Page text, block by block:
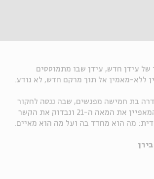
של עידן חדש, עידן שבו מתמוססים
ללא-מאמין אל תוך מרקם חדש, לא נודע.
בת חמישה מפגשים, שבה ננסה לחקור
את גל הרוחניות המאפיין את המאה ה-21 ונבדוק את הקשר
מה הוא מחדד בה ועל מה הוא מאיים.